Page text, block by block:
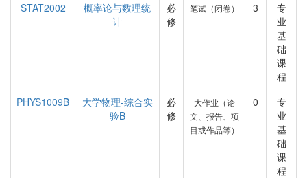
STAT2002
概率论与数理统
计
必
修
笔试（闭卷） 3
专
业
基
础
课
程
PHYS1009B
大学物理-综合实
验B
必
修
大作业（论
文、报告、项
目或作品等）
0
专
业
基
础
课
程